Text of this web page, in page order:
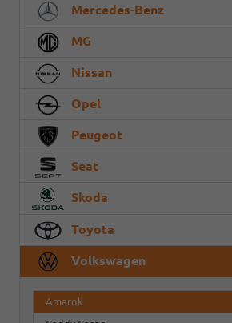
Mercedes-Benz
MG
Nissan
Opel
Peugeot
Seat
Skoda
Toyota
Volkswagen
Amarok